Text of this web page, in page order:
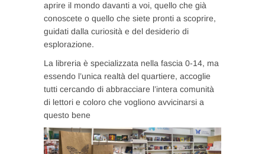
aprire il mondo davanti a voi, quello che già
conoscete o quello che siete pronti a scoprire,
guidati dalla curiosità e del desiderio di
esplorazione.
La libreria è specializzata nella fascia 0-14, ma
essendo l’unica realtà del quartiere, accoglie
tutti cercando di abbracciare l’intera comunità
di lettori e coloro che vogliono avvicinarsi a
questo bene